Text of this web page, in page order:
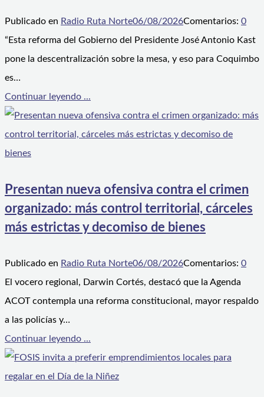
Publicado en Radio Ruta Norte06/08/2026Comentarios: 0
“Esta reforma del Gobierno del Presidente José Antonio Kast
pone la descentralización sobre la mesa, y eso para Coquimbo
es…
Continuar leyendo ...
Presentan nueva ofensiva contra el crimen
organizado: más control territorial, cárceles
más estrictas y decomiso de bienes
Publicado en Radio Ruta Norte06/08/2026Comentarios: 0
El vocero regional, Darwin Cortés, destacó que la Agenda
ACOT contempla una reforma constitucional, mayor respaldo
a las policías y…
Continuar leyendo ...